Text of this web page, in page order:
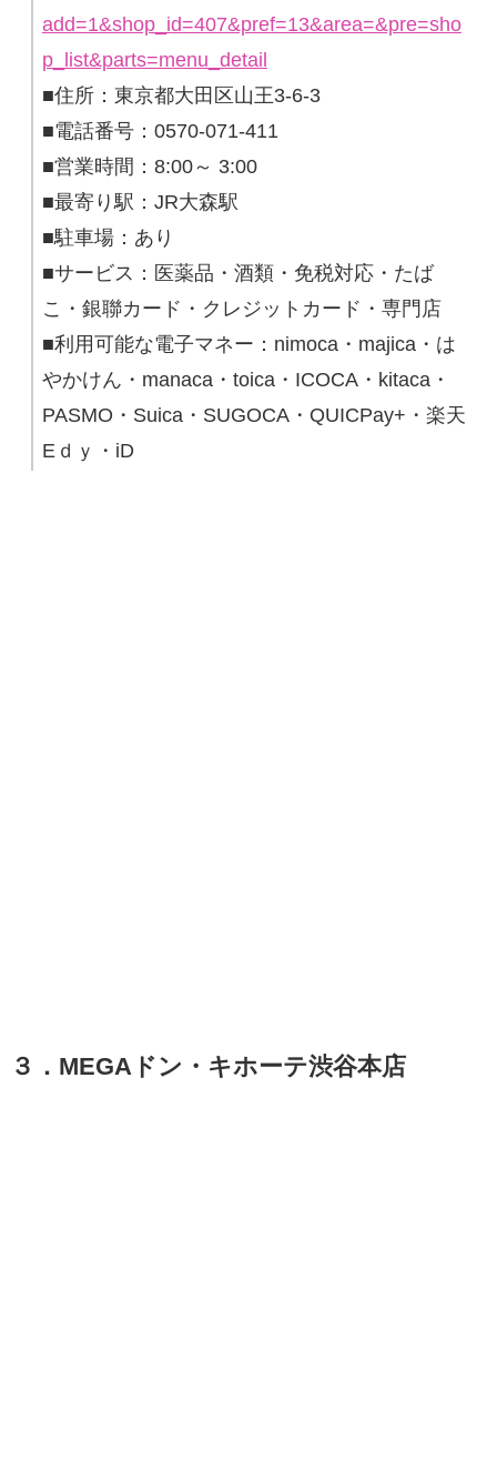
add=1&shop_id=407&pref=13&area=&pre=sho
p_list&parts=menu_detail
■住所：東京都大田区山王3-6-3
■電話番号：0570-071-411
■営業時間：8:00～ 3:00
■最寄り駅：JR大森駅
■駐車場：あり
■サービス：医薬品・酒類・免税対応・たば
こ・銀聯カード・クレジットカード・専門店
■利用可能な電子マネー：nimoca・majica・は
やかけん・manaca・toica・ICOCA・kitaca・
PASMO・Suica・SUGOCA・QUICPay+・楽天
Eｄｙ・iD
３．MEGAドン・キホーテ渋谷本店